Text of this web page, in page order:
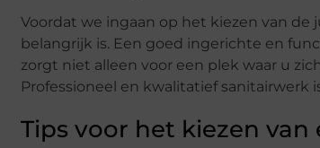
Voordat we ingaan op het kiezen van de
belangrijk is. Een goed ingerichte en
zorgt niet alleen voor een plek waar u
Professioneel en kwalitatief sanitairwerk
Tips voor het kiezen